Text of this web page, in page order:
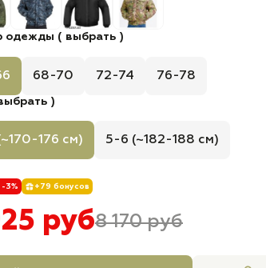
одежды ( выбрать )
68-70 72-74 76-78
)
176 см) 5-6 (~182-188 см)
3% +79 бонусов
руб8 170 руб